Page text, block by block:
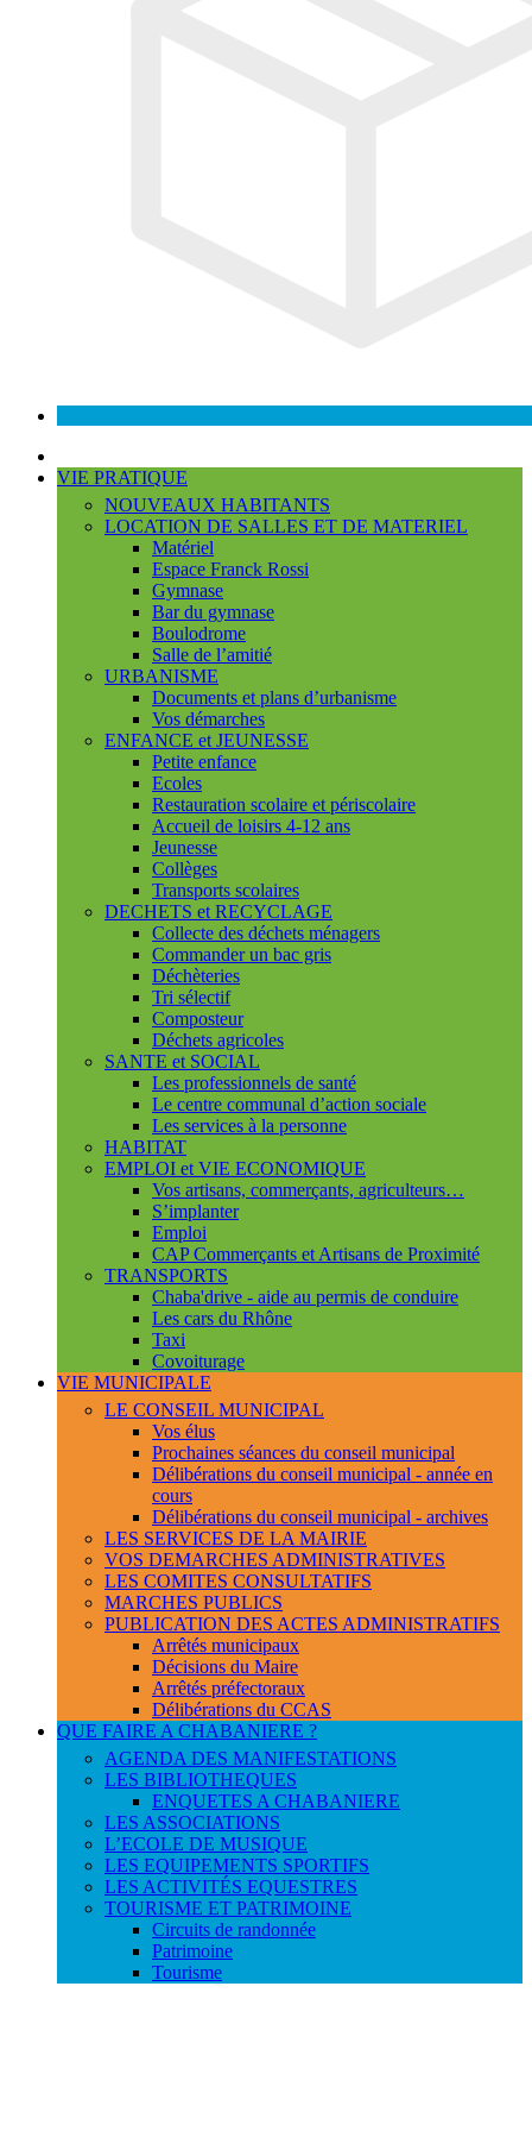
VIE PRATIQUE
NOUVEAUX HABITANTS
LOCATION DE SALLES ET DE MATERIEL
Matériel
Espace Franck Rossi
Gymnase
Bar du gymnase
Boulodrome
Salle de l’amitié
URBANISME
Documents et plans d’urbanisme
Vos démarches
ENFANCE et JEUNESSE
Petite enfance
Ecoles
Restauration scolaire et périscolaire
Accueil de loisirs 4-12 ans
Jeunesse
Collèges
Transports scolaires
DECHETS et RECYCLAGE
Collecte des déchets ménagers
Commander un bac gris
Déchèteries
Tri sélectif
Composteur
Déchets agricoles
SANTE et SOCIAL
Les professionnels de santé
Le centre communal d’action sociale
Les services à la personne
HABITAT
EMPLOI et VIE ECONOMIQUE
Vos artisans, commerçants, agriculteurs…
S’implanter
Emploi
CAP Commerçants et Artisans de Proximité
TRANSPORTS
Chaba'drive - aide au permis de conduire
Les cars du Rhône
Taxi
Covoiturage
VIE MUNICIPALE
LE CONSEIL MUNICIPAL
Vos élus
Prochaines séances du conseil municipal
Délibérations du conseil municipal - année en
cours
Délibérations du conseil municipal - archives
LES SERVICES DE LA MAIRIE
VOS DEMARCHES ADMINISTRATIVES
LES COMITES CONSULTATIFS
MARCHES PUBLICS
PUBLICATION DES ACTES ADMINISTRATIFS
Arrêtés municipaux
Décisions du Maire
Arrêtés préfectoraux
Délibérations du CCAS
QUE FAIRE A CHABANIERE ?
AGENDA DES MANIFESTATIONS
LES BIBLIOTHEQUES
ENQUETES A CHABANIERE
LES ASSOCIATIONS
L’ECOLE DE MUSIQUE
LES EQUIPEMENTS SPORTIFS
LES ACTIVITÉS EQUESTRES
TOURISME ET PATRIMOINE
Circuits de randonnée
Patrimoine
Tourisme